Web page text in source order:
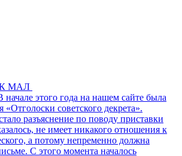
МАЛ
начале этого года на нашем сайте была
«Отголоски советского декрета».
разъяснение по поводу приставки
не имеет никакого отношения к
а потому непременно должна
С этого момента началось